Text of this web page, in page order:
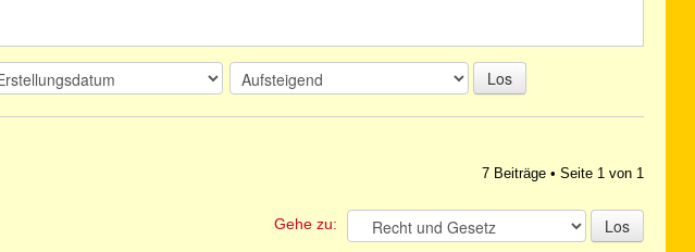
Los
7 Beiträge • Seite 1von 1
Gehe zu: